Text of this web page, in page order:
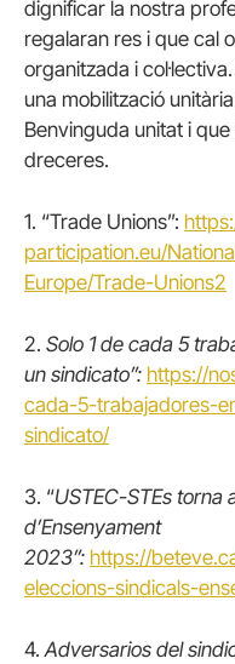
dignificar la nostra
regalaran res i que cal
organitzada i
una mobilització
Benvinguda unitat i que
dreceres.
1. “Trade Unions”:
participation.eu/
Europe/Trade-Unions2
2. Solo 1 de cada 5
un sindicato”: https://
cada-5-trabajadores-
sindicato/
3. “USTEC-STEs torna
d’Ensenyament
2023”: https://
eleccions-sindicals-
4.Adversarios del